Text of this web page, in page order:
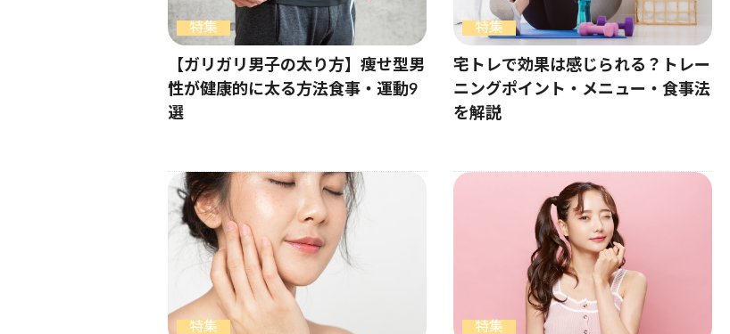
特集
【ガリガリ男子の太り方】痩せ型男
性が健康的に太る方法食事・運動9
選
特集
宅トレで効果は感じられる？トレー
ニングポイント・メニュー・食事法
を解説
特集 特集